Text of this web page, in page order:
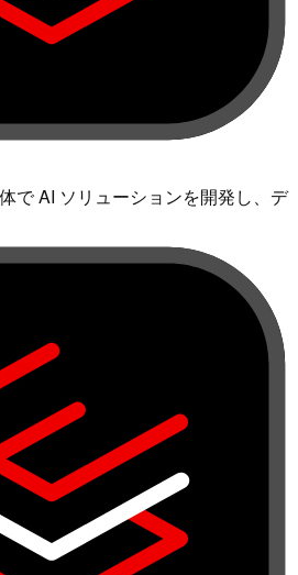
で AI ソリューションを開発し、デ